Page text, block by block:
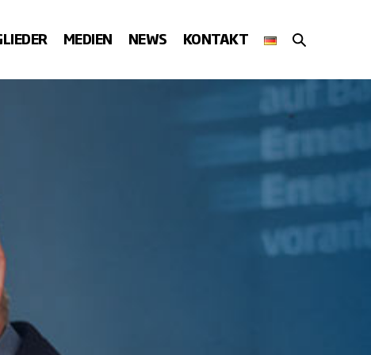
MEDIEN NEWS KONTAKT
SUCHE-